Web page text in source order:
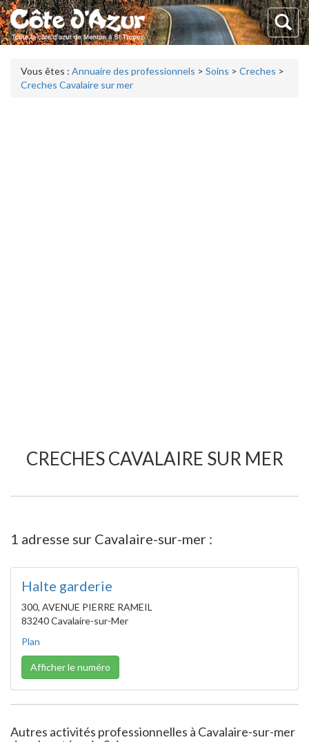
Vous êtes : Annuaire des professionnels > Soins > Creches >
Creches Cavalaire sur mer
CRECHES CAVALAIRE SUR MER
1 adresse sur Cavalaire-sur-mer :
Halte garderie
300, AVENUE PIERRE RAMEIL
83240 Cavalaire-sur-Mer
Plan
Afficher le numéro
Autres activités professionnelles à Cavalaire-sur-mer